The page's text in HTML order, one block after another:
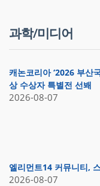
과학/미디어
캐논코리아 ‘2026 부산
상 수상자 특별전 선봬
2026-08-07
엘리먼트14 커뮤니티,
2026-08-07